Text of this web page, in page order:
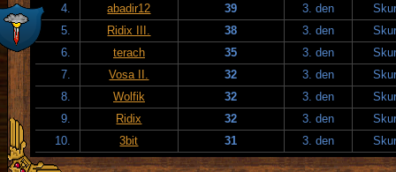
4.
abadir12 39 3. den
5.
Ridix III. 38 3. den
6.
terach 35 3. den
7.
Vosa II. 32 3. den
8.
Wolfik 32 3. den
9.
Ridix 32 3. den
10.
3bit 31 3. den